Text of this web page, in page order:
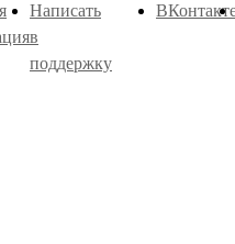
Написать
в
поддержку